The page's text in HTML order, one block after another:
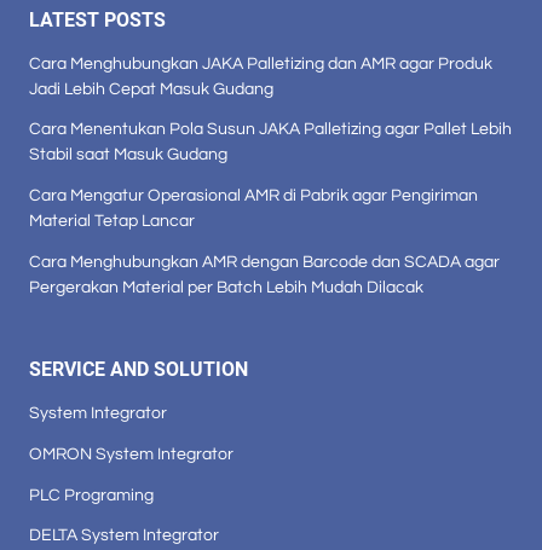
LATEST POSTS
Cara Menghubungkan JAKA Palletizing dan AMR agar Produk
Jadi Lebih Cepat Masuk Gudang
Cara Menentukan Pola Susun JAKA Palletizing agar Pallet Lebih
Stabil saat Masuk Gudang
Cara Mengatur Operasional AMR di Pabrik agar Pengiriman
Material Tetap Lancar
Cara Menghubungkan AMR dengan Barcode dan SCADA agar
Pergerakan Material per Batch Lebih Mudah Dilacak
SERVICE AND SOLUTION
System Integrator
OMRON System Integrator
PLC Programing
DELTA System Integrator